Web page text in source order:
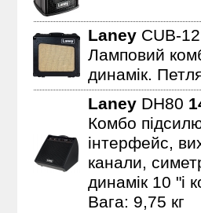
Laney CUB-
Ламповий
динамік.
Laney DH80
Комбо
інтерфейс,
канали,
динамік 10 "і
Вага: 9,75 кг